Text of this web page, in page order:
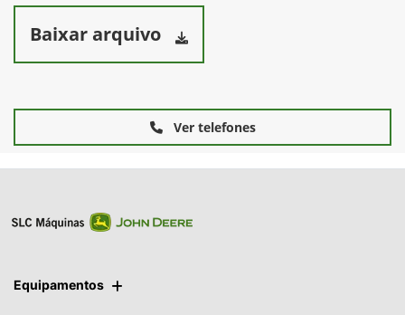
Baixar arquivo
Ver telefones
Equipamentos